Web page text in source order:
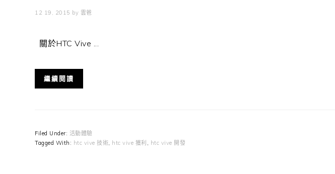
12 19, 2015 by 雲爸
關於HTC Vive ...
繼續閱讀
Filed Under: 活動體驗
Tagged With: htc vive 技術, htc vive 獲利 , htc vive 開發